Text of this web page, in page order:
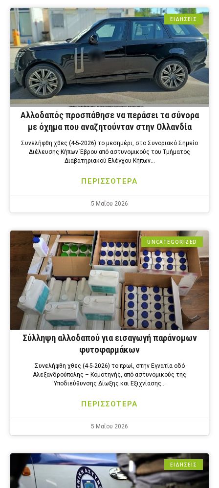
ΕΙΔΗΣΕΙΣ
Αλλοδαπός προσπάθησε να περάσει τα σύνορα
με όχημα που αναζητούνταν στην Ολλανδία
Συνελήφθη χθες (4-5-2026) το μεσημέρι, στο Συνοριακό Σημείο
Διέλευσης Κήπων Έβρου από αστυνομικούς του Τμήματος
Διαβατηριακού Ελέγχου Κήπων…
ΠΕΡΙΣΣΟΤΕΡΑ
5 Μαΐου 2026
UNCATEGORIZED
Σύλληψη αλλοδαπού για εισαγωγή παράνομων
φυτοφαρμάκων
Συνελήφθη χθες (4-5-2026) το πρωί, στην Εγνατία οδό
Αλεξανδρούπολης – Κομοτηνής, από αστυνομικούς της
Υποδιεύθυνσης Δίωξης και Εξιχνίασης…
ΠΕΡΙΣΣΟΤΕΡΑ
5 Μαΐου 2026
ΕΙΔΗΣΕΙΣ